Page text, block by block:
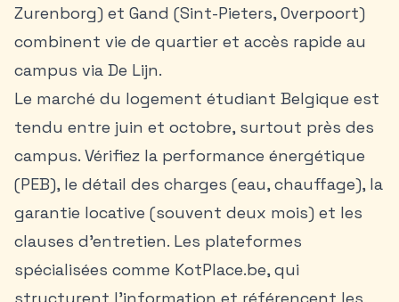
Zurenborg) et Gand (Sint-Pieters, Overpoort)
combinent vie de quartier et accès rapide au
campus via De Lijn.
Le marché du logement étudiant Belgique est
tendu entre juin et octobre, surtout près des
campus. Vérifiez la performance énergétique
(PEB), le détail des charges (eau, chauffage), la
garantie locative (souvent deux mois) et les
clauses d’entretien. Les plateformes
spécialisées comme KotPlace.be, qui